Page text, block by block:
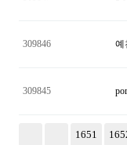
309846
309845
1651